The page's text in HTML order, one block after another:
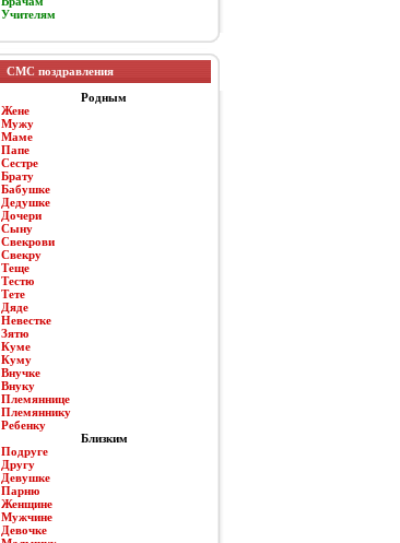
Учителям
СМС поздравления
Родным
Жене
Мужу
Маме
Папе
Сестре
Брату
Бабушке
Дедушке
Дочери
Сыну
Свекрови
Свекру
Теще
Тестю
Тете
Дяде
Невестке
Зятю
Куме
Куму
Внучке
Внуку
Племяннице
Племяннику
Ребенку
Близким
Подруге
Другу
Девушке
Парню
Женщине
Мужчине
Девочке